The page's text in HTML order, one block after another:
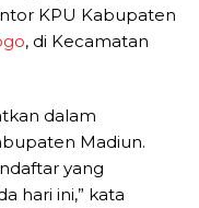
KPU Kabupaten
, di Kecamatan
dalam
Madiun.
yang
hari ini,” kata